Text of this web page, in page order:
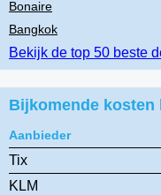
Bonaire
Bangkok
Bekijk de top 50 beste
Bijkomende
Aanbieder
Tix
KLM